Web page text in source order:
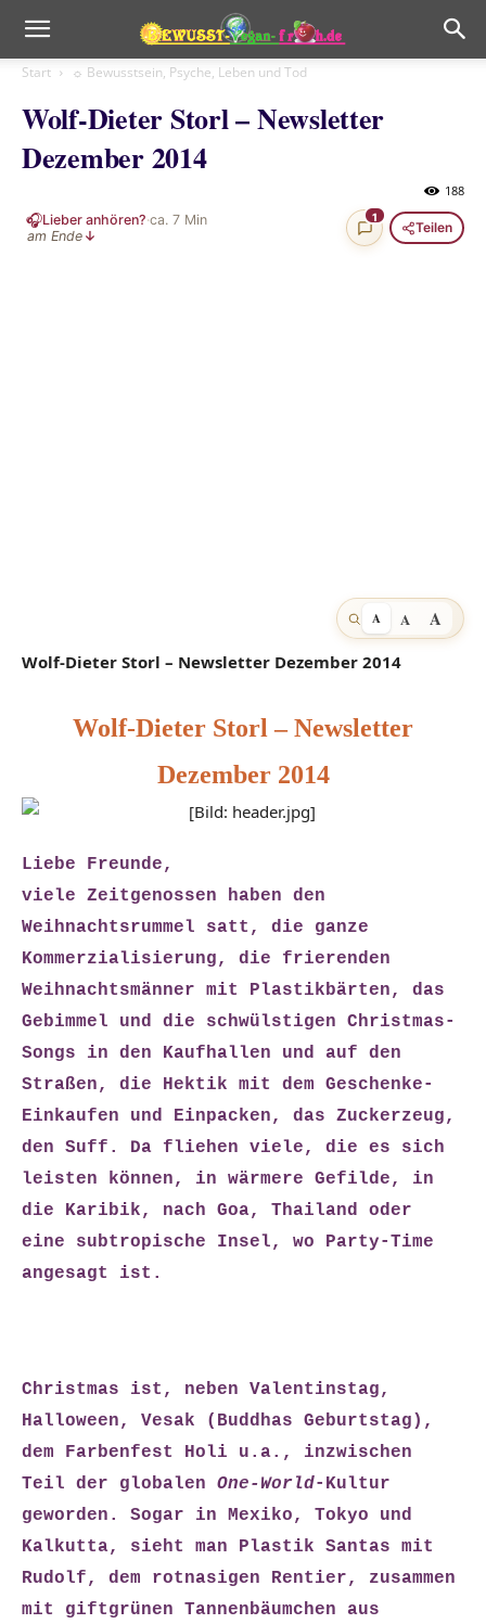
Start ☼ Bewusstsein, Psyche, Leben und Tod
Wolf-Dieter Storl – Newsletter
Dezember 2014
188
🎧Lieber anhören?·ca. 7 Min
am Ende ↓
1
Teilen
A A A
Wolf-Dieter Storl – Newsletter Dezember 2014
Wolf-Dieter Storl – Newsletter
Dezember 2014
Liebe Freunde,
viele Zeitgenossen haben den
Weihnachtsrummel satt, die ganze
Kommerzialisierung, die frierenden
Weihnachtsmänner mit Plastikbärten, das
Gebimmel und die schwülstigen Christmas-
Songs in den Kaufhallen und auf den
Straßen, die Hektik mit dem Geschenke-
Einkaufen und Einpacken, das Zuckerzeug,
den Suff. Da fliehen viele, die es sich
leisten können, in wärmere Gefilde, in
die Karibik, nach Goa, Thailand oder
eine subtropische Insel, wo Party-Time
angesagt ist.
Christmas ist, neben Valentinstag,
Halloween, Vesak (Buddhas Geburtstag),
dem Farbenfest Holi u.a., inzwischen
Teil der globalen One-World-Kultur
geworden. Sogar in Mexiko, Tokyo und
Kalkutta, sieht man Plastik Santas mit
Rudolf, dem rotnasigen Rentier, zusammen
mit giftgrünen Tannenbäumchen aus